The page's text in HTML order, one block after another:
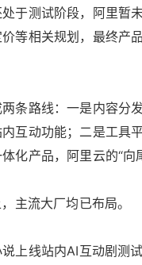
于测试阶段，阿里暂
等相关规划，最终产
条路线：一是内容分
互动功能；二是工具
化产品，阿里云的“向
主流大厂均已布局。
上线站内AI互动剧测